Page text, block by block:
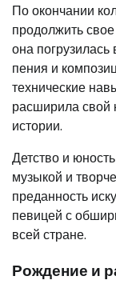
По окончании
продолжить
она
пения и
технические
расширила свой
истории.
Детство и
музыкой и
преданность
певицей с
всей стране.
Рождение и